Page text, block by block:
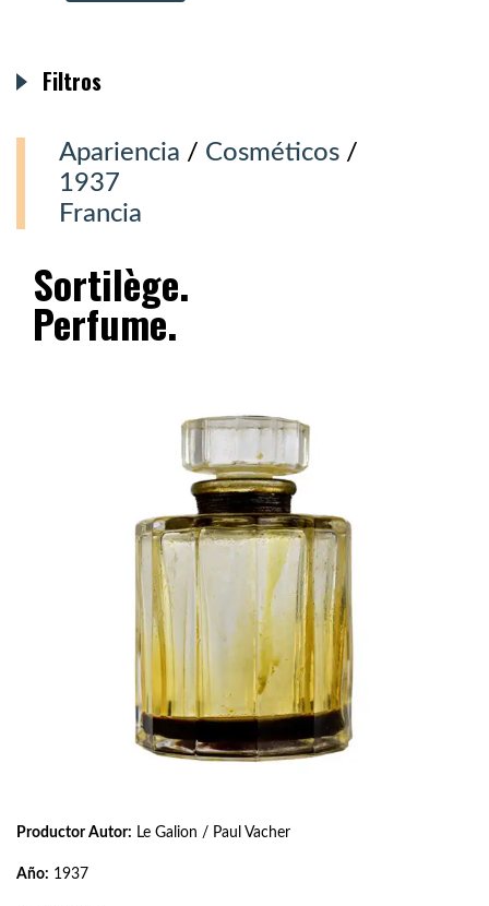
Apariencia / Cosméticos /
1937
Francia
Sortilège.
Perfume.
Productor Autor: Le Galion / Paul Vacher
Año: 1937
Filtros